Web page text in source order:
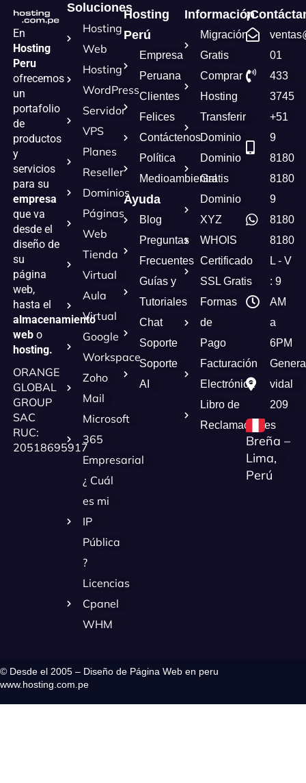
En
Hosting
Peru
ofrecemos
un
portafolio
de
productos
y
servicios
para su
empresa
que va
desde el
diseño de
su
página
web,
hasta el
almacenamiento
webo
hosting.
ORANGE
GLOBAL
GROUP
SAC
RUC:
20518695917
Soluciones
Hosting
Web
Hosting
WordPress
Servidor
VPS
Planes
Reseller
Dominios
Páginas
Web
Tienda
Virtual
Aula
Virtual
Google
Workspace
Zoho
Mail
Microsoft
365
Empresarial
¿ Cuál
es mi
IP
Pública
?
Licencias
Cpanel
WHM
Hosting
Perú
Empresa
Peruana
Clientes
Felices
Contáctenos
Política
Medioambiental
Ayuda
Blog
Preguntas
Frecuentes
Guías y
Tutoriales
Chat
Soporte
Soporte
AI
Información
Migración
Gratis
Comprar
Hosting
Transferir
Dominio
Dominio
Gratis
Dominio
XYZ
WHOIS
Certificado
SSL Gratis
Formas
de
Pago
Facturación
Electrónica
Libro de
Reclamaciones
01
433
3745
+51
9
8180
8180
9
8180
8180
L - V
: 9
AM
a
6PM
vidal
209
Breña –
Lima,
Perú
© Desde el 2005 – Diseño de Página Web en peru
www.hosting.com.pe